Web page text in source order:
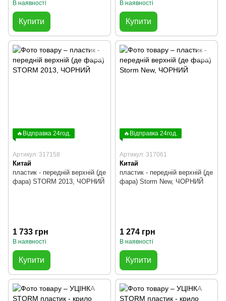
В наявності
Купити
В наявності
Купити
🔥Відправка 24год.
Артикул: 317158
Китай
пластик - передній верхній (де
фара) STORM 2013, ЧОРНИЙ
1 733 грн
В наявності
Купити
🔥Відправка 24год.
Артикул: 317061
Китай
пластик - передній верхній (де
фара) Storm New, ЧОРНИЙ
1 274 грн
В наявності
Купити